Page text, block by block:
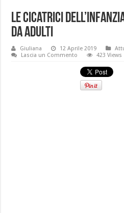
Le cicatrici
da adulti
Giuliana 12 Aprile 2019
Lascia un Commento
423 Views